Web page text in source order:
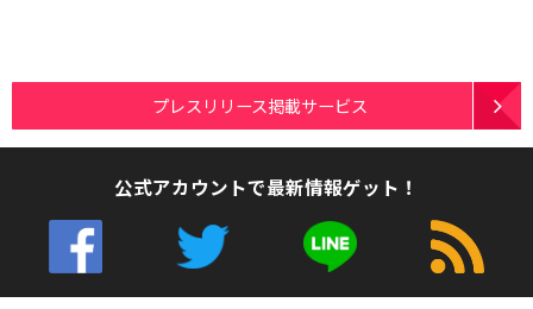
プレスリリース掲載サービス
公式アカウントで最新情報ゲット！